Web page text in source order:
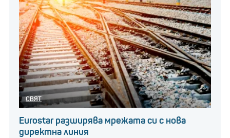
СВЯТ
Eurostar разширява мрежата си с нова
директна линия